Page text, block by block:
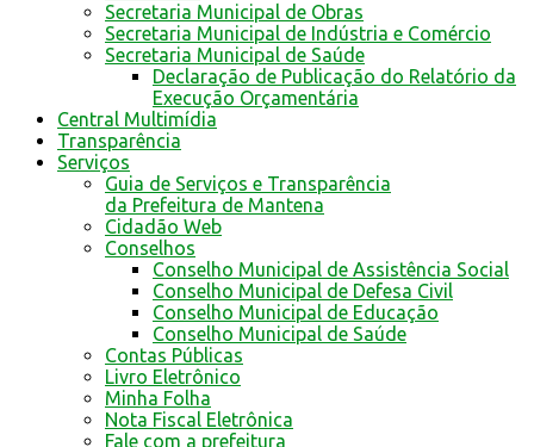
Secretaria Municipal de Obras
Secretaria Municipal de Indústria e Comércio
Secretaria Municipal de Saúde
Declaração de Publicação do Relatório da
Execução Orçamentária
Central Multimídia
Transparência
Serviços
Guia de Serviços e Transparência
da Prefeitura de Mantena
Cidadão Web
Conselhos
Conselho Municipal de Assistência Social
Conselho Municipal de Defesa Civil
Conselho Municipal de Educação
Conselho Municipal de Saúde
Contas Públicas
Livro Eletrônico
Minha Folha
Nota Fiscal Eletrônica
Fale com a prefeitura